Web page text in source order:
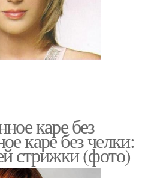
каре без
каре без челки:
стрижки (фото)